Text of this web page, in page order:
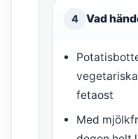
4 Vad
fetaost
Med